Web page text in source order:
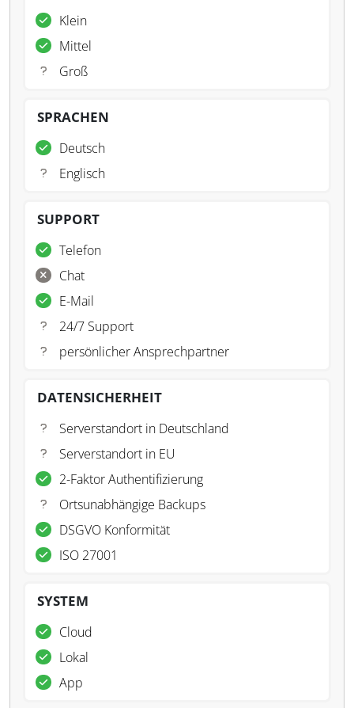
Klein
Mittel
Groß
SPRACHEN
Deutsch
Englisch
SUPPORT
Telefon
Chat
E-Mail
24/7 Support
persönlicher Ansprechpartner
DATENSICHERHEIT
Serverstandort in Deutschland
Serverstandort in EU
2-Faktor Authentifizierung
Ortsunabhängige Backups
DSGVO Konformität
ISO 27001
SYSTEM
Cloud
Lokal
App